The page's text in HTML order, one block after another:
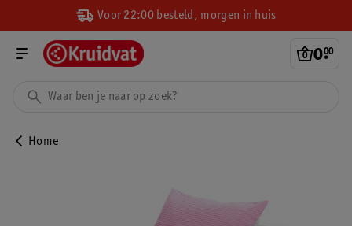
Voor 22:00 besteld, morgen in huis
0.
00
Home